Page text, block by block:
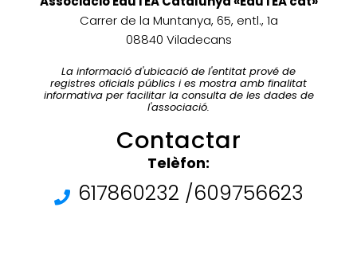
Carrer de la Muntanya, 65, entl., 1a
08840 Viladecans
La informació d'ubicació de l'entitat prové de
registres oficials públics i es mostra amb finalitat
informativa per facilitar la consulta de les dades de
l'associació.
Contactar
Telèfon:
617860232 /609756623